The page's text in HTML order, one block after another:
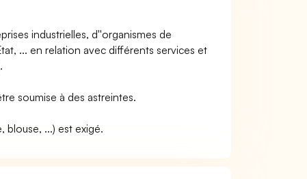
industrielles, d''organismes de
... en relation avec différents services et
soumise à des astreintes.
blouse, ...) est exigé.